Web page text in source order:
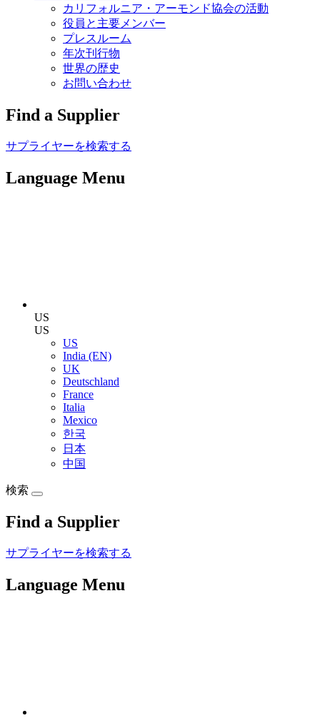
カリフォルニア・アーモンド協会の活動
役員と主要メンバー
プレスルーム
年次刊行物
世界の歴史
お問い合わせ
Find a Supplier
サプライヤーを検索する
Language Menu
US
US
US
India (EN)
UK
Deutschland
France
Italia
Mexico
한국
日本
中国
検索
Find a Supplier
サプライヤーを検索する
Language Menu